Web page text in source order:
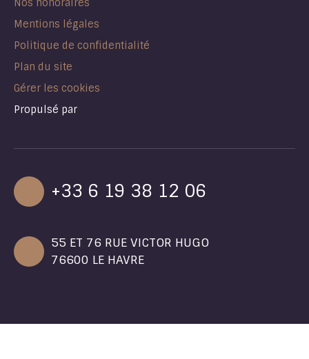
Nos honoraires
Mentions légales
Politique de confidentialité
Plan du site
Gérer les cookies
Propulsé par
+33 6 19 38 12 06
55 ET 76 RUE VICTOR HUGO
76600 LE HAVRE